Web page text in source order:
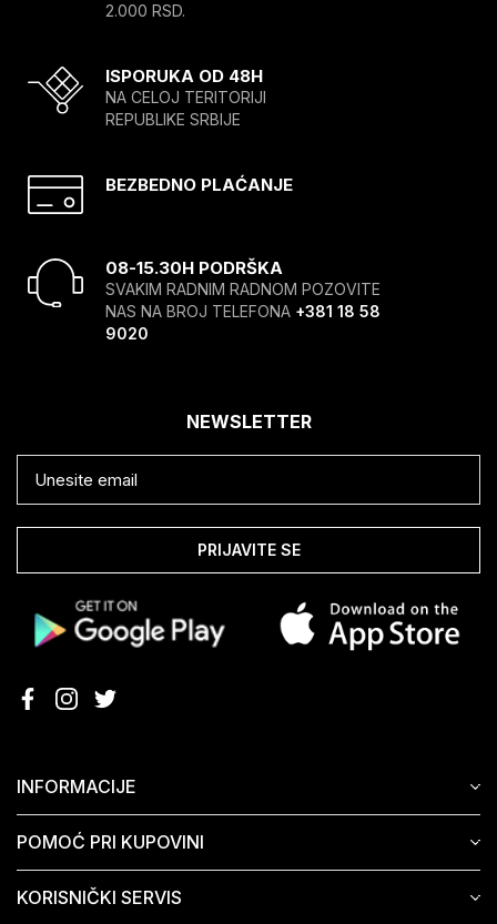
2.000 RSD.
ISPORUKA OD 48H
NA CELOJ TERITORIJI
REPUBLIKE SRBIJE
BEZBEDNO PLAĆANJE
08-15.30H PODRŠKA
SVAKIM RADNIM RADNOM POZOVITE
NAS NA BROJ TELEFONA +381 18 58
9020
INFORMACIJE
POMOĆ PRI KUPOVINI
KORISNIČKI SERVIS
NEWSLETTER
PRIJAVITE SE